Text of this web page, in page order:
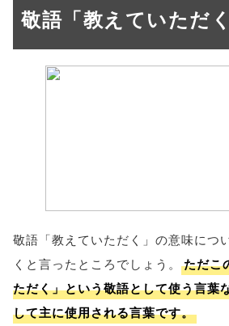
敬語「教えていただ
敬語「教えていただく」の意味につ
くと言ったところでしょう。
ただこ
ただく」という敬語として使う言葉
して主に使用される言葉です。